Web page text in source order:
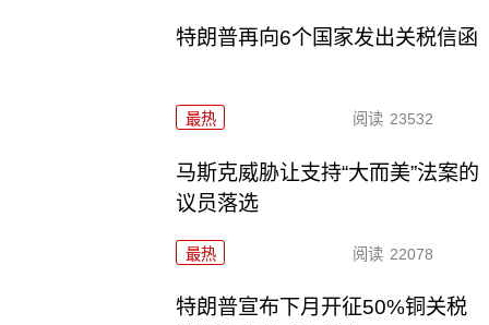
特朗普再向6个国家发出关税信函
最热 阅读 23532
马斯克威胁让支持“大而美”法案的
议员落选
最热 阅读 22078
特朗普宣布下月开征50%铜关税